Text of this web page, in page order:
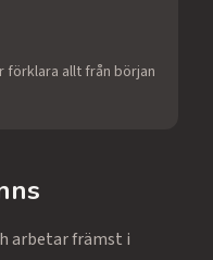
förklara allt från början
arbetar främst i